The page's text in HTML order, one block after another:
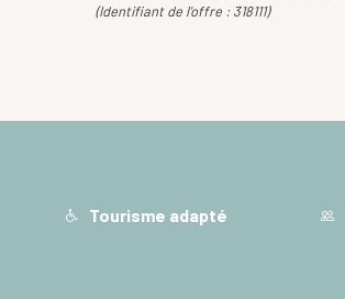
(Identifiant de l'offre : 318111)
Tourisme adapté